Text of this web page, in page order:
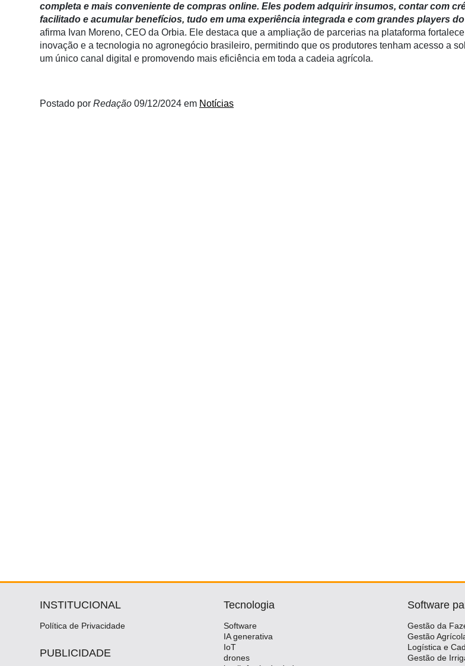
Consulting
Manager
completa e mais conveniente de compras online. Eles podem adquirir insumos, contar com
facilitado e acumular benefícios, tudo em uma experiência integrada e com grandes players
afirma Ivan Moreno, CEO da Orbia. Ele destaca que a ampliação de parcerias na plataforma
inovação e a tecnologia no agronegócio brasileiro, permitindo que os produtores tenham acesso a
um único canal digital e promovendo mais eficiência em toda a cadeia agrícola.
Postado por Redação 09/12/2024 em Notícias
INSTITUCIONAL
Política de Privacidade
PUBLICIDADE
Tecnologia
Software
IA generativa
IoT
drones
Software
Gestão da
Gestão
Logística e
Gestão de